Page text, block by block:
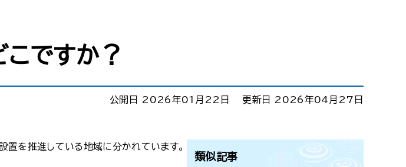
ですか？
公開日 2026年01月22日 更新日 2026年04月27日
置を推進している地域に分かれています。
類似記事